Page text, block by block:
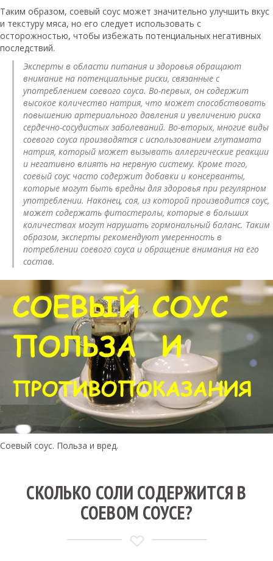
Таким образом, соевый соус может значительно улучшить вкус
и текстуру мяса, но его следует использовать с
осторожностью, чтобы избежать потенциальных негативных
последствий.
Эксперты в области питания и здоровья обращают
внимание на потенциальные риски, связанные с
употреблением соевого соуса. Во-первых, он содержит
высокое количество натрия, что может способствовать
повышению артериального давления и увеличению риска
сердечно-сосудистых заболеваний. Во-вторых, многие виды
соевого соуса производятся с использованием глутамата
натрия, который может вызывать аллергические реакции
и негативно влиять на нервную систему. Кроме того,
соевый соус часто содержит добавки и консерванты,
которые могут быть вредны для здоровья при регулярном
употреблении. Наконец, соя, из которой производится соус,
может содержать фитостеролы, которые в больших
количествах могут нарушать гормональный баланс. Таким
образом, эксперты рекомендуют умеренность в
потреблении соевого соуса и обращение внимания на его
состав.
Соевый соус. Польза и вред.
СКОЛЬКО СОЛИ СОДЕРЖИТСЯ В
СОЕВОМ СОУСЕ?